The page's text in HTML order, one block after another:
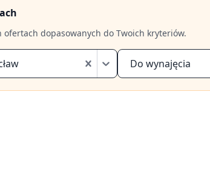
dopasowanych do Twoich kryteriów.
Do wynajęcia